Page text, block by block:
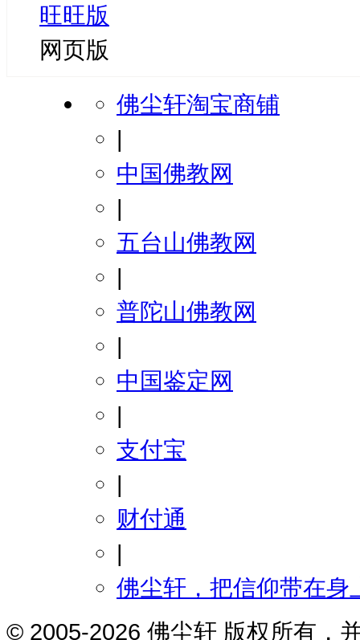
旺旺版
网页版
佛尘轩淘宝商铺
|
中国佛教网
|
五台山佛教网
|
普陀山佛教网
|
中国鉴定网
|
支付宝
|
财付通
|
佛尘轩，把信仰带在身
© 2005-2026 佛尘轩 版权所有，